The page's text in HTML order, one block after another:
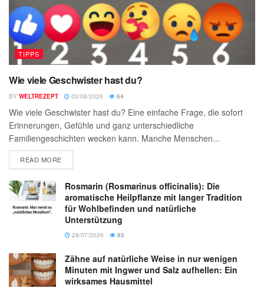
TIPPS
Wie viele Geschwister hast du?
BY WELTREZEPT 03/08/2026 64
Wie viele Geschwister hast du? Eine einfache Frage, die sofort
Erinnerungen, Gefühle und ganz unterschiedliche
Familiengeschichten wecken kann. Manche Menschen...
READ MORE
Rosmarin (Rosmarinus officinalis): Die
aromatische Heilpflanze mit langer Tradition
für Wohlbefinden und natürliche
Unterstützung
28/07/2026 93
Zähne auf natürliche Weise in nur wenigen
Minuten mit Ingwer und Salz aufhellen: Ein
wirksames Hausmittel